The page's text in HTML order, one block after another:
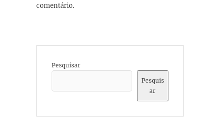
comentário.
Pesquisar
Pesquis
ar